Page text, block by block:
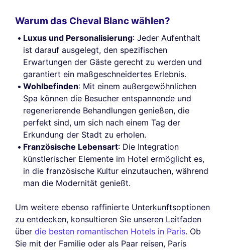
Warum das Cheval Blanc wählen?
Luxus und Personalisierung: Jeder Aufenthalt
ist darauf ausgelegt, den spezifischen
Erwartungen der Gäste gerecht zu werden und
garantiert ein maßgeschneidertes Erlebnis.
Wohlbefinden: Mit einem außergewöhnlichen
Spa können die Besucher entspannende und
regenerierende Behandlungen genießen, die
perfekt sind, um sich nach einem Tag der
Erkundung der Stadt zu erholen.
Französische Lebensart: Die Integration
künstlerischer Elemente im Hotel ermöglicht es,
in die französische Kultur einzutauchen, während
man die Modernität genießt.
Um weitere ebenso raffinierte Unterkunftsoptionen
zu entdecken, konsultieren Sie unseren Leitfaden
über die besten romantischen Hotels in Paris. Ob
Sie mit der Familie oder als Paar reisen, Paris